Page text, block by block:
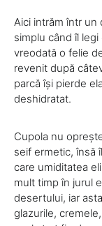
Aici intrăm într un
simplu când îl
vreodată o felie
revenit după
parcă își pierde
deshidratat.
Cupola nu
seif ermetic, însă
care umiditatea
mult timp în jurul
desertului, iar
glazurile,